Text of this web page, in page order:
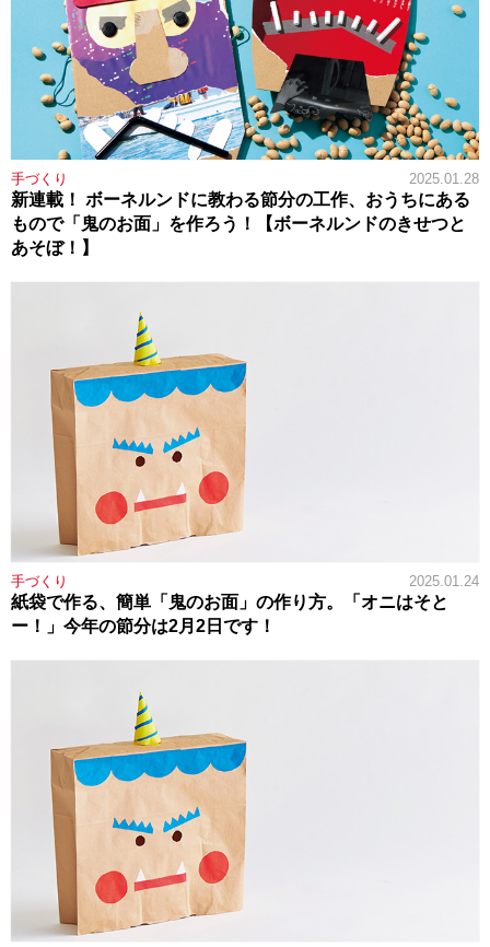
手づくり 2025.01.28
新連載！ ボーネルンドに教わる節分の工作、おうちにある
もので「鬼のお面」を作ろう！【ボーネルンドのきせつと
あそぼ！】
手づくり 2025.01.24
紙袋で作る、簡単「鬼のお面」の作り方。「オニはそと
ー！」今年の節分は2月2日です！